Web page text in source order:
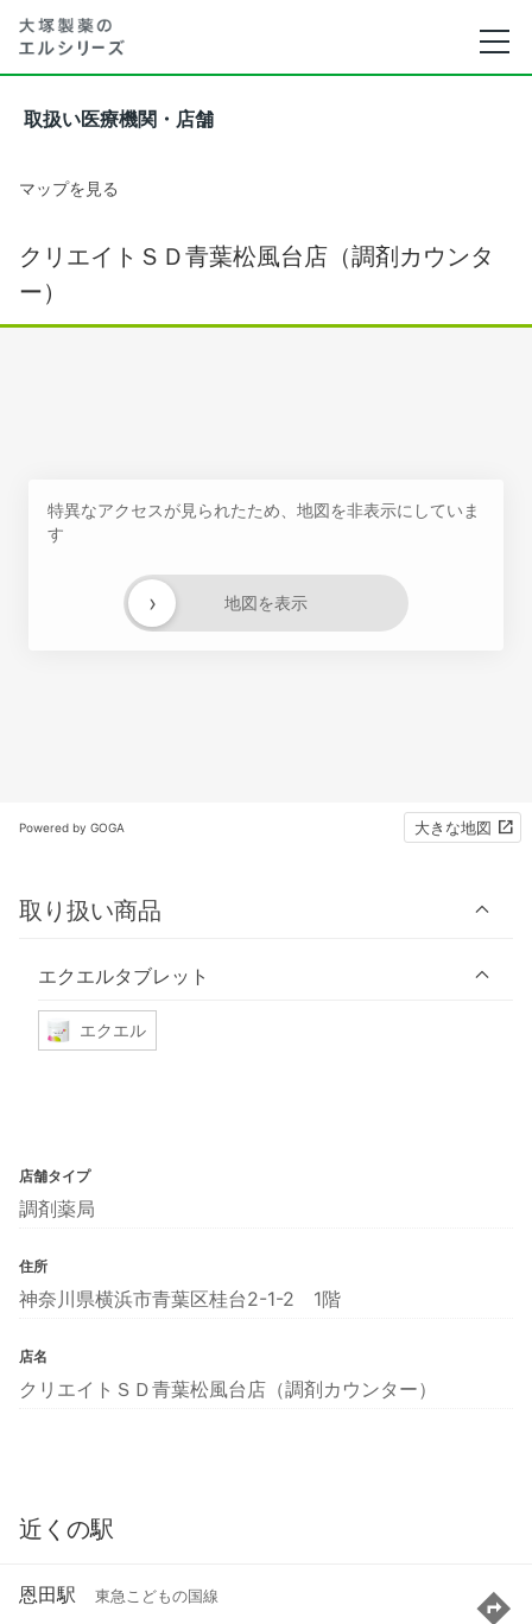
取扱い医療機関・店舗
マップを見る
クリエイトＳＤ青葉松風台店（調剤カウンタ
ー）
特異なアクセスが見られたため、地図を非表示にしていま
す
地図を表示
›
Powered by GOGA 大きな地図
取り扱い商品
エクエルタブレット
エクエル
店舗タイプ
調剤薬局
住所
神奈川県横浜市青葉区桂台2-1-2 1階
店名
クリエイトＳＤ青葉松風台店（調剤カウンター）
近くの駅
恩田駅 東急こどもの国線